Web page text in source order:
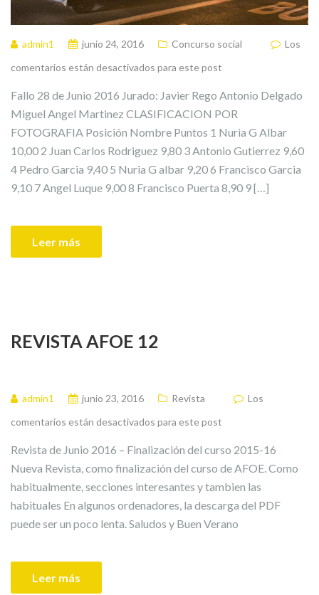
admin1 junio 24, 2016 Concurso social
Los
comentarios están desactivados para este post
Fallo 28 de Junio 2016 Jurado: Javier Rego Antonio Delgado
Miguel Angel Martinez CLASIFICACION POR
FOTOGRAFIA Posición Nombre Puntos 1 Nuria G Albar
10,00 2 Juan Carlos Rodriguez 9,80 3 Antonio Gutierrez 9,60
4 Pedro Garcia 9,40 5 Nuria G albar 9,20 6 Francisco Garcia
9,10 7 Angel Luque 9,00 8 Francisco Puerta 8,90 9 […]
Leer más
REVISTA AFOE 12
admin1 junio 23, 2016 Revista
Los
comentarios están desactivados para este post
Revista de Junio 2016 – Finalización del curso 2015-16
Nueva Revista, como finalización del curso de AFOE. Como
habitualmente, secciones interesantes y tambien las
habituales En algunos ordenadores, la descarga del PDF
puede ser un poco lenta. Saludos y Buen Verano
Leer más